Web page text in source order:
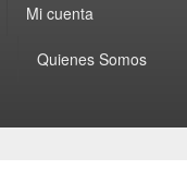
Mi cuenta
Quienes Somos